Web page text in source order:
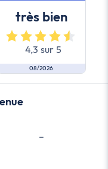
très bien
4,3 sur 5
08/2026
–